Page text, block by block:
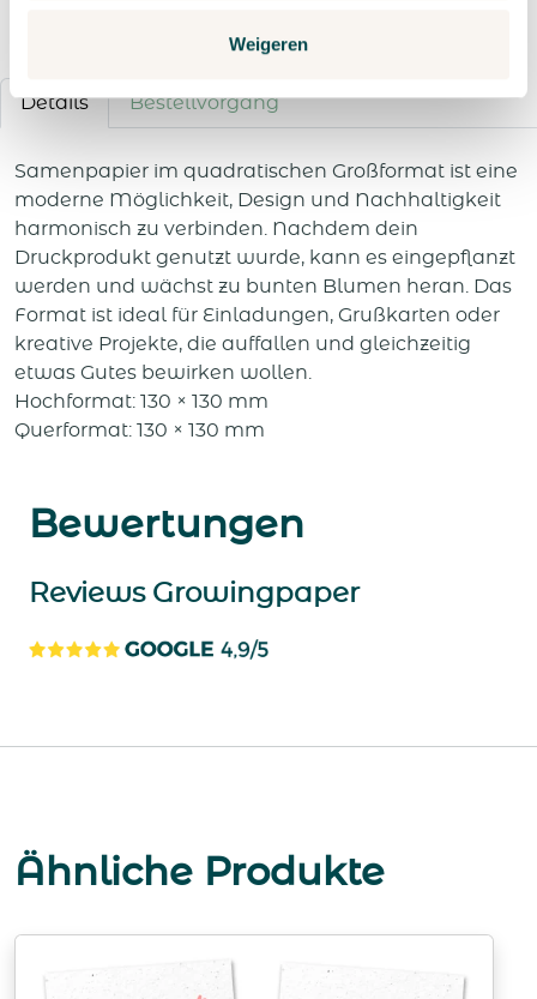
Weigeren
Details Bestellvorgang
Samenpapier im quadratischen Großformat ist eine
moderne Möglichkeit, Design und Nachhaltigkeit
harmonisch zu verbinden. Nachdem dein
Druckprodukt genutzt wurde, kann es eingepflanzt
werden und wächst zu bunten Blumen heran. Das
Format ist ideal für Einladungen, Grußkarten oder
kreative Projekte, die auffallen und gleichzeitig
etwas Gutes bewirken wollen.
Hochformat: 130 × 130 mm
Querformat: 130 × 130 mm
Bewertungen
Reviews Growingpaper
Ähnliche Produkte